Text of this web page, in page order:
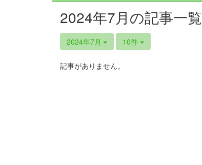
2024年7月の記事一覧
2024年7月 10件
記事がありません。